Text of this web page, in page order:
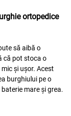
ortopedice
să aibă o
că pot stoca o
și ușor. Acest
burghiului pe o
mare și grea.